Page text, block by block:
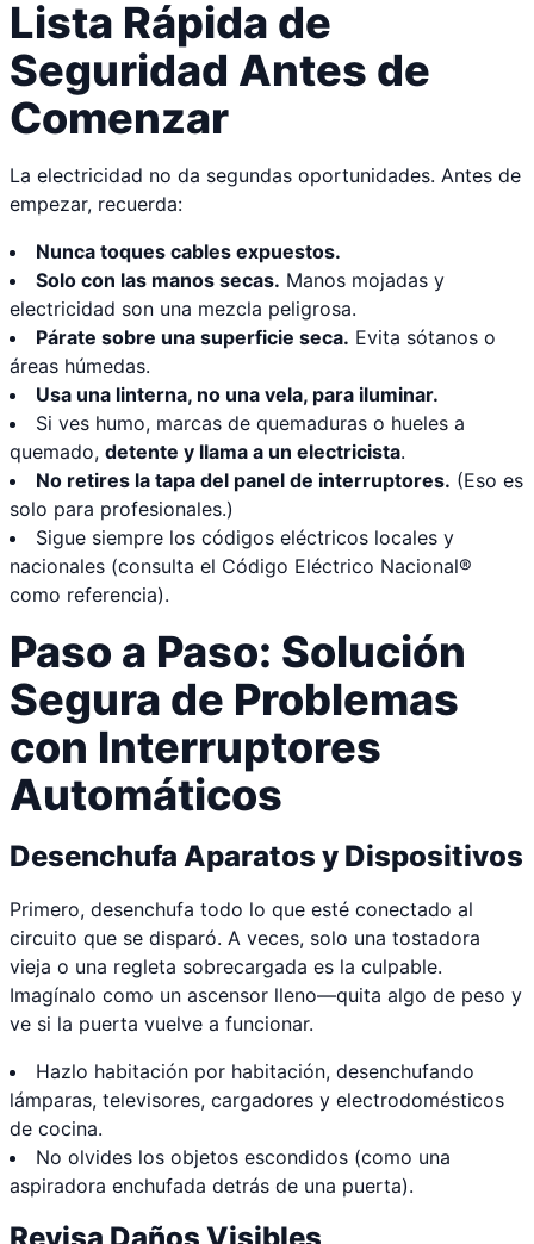
Lista Rápida de
Seguridad Antes de
Comenzar
La electricidad no da segundas oportunidades. Antes de
empezar, recuerda:
Nunca toques cables expuestos.
Solo con las manos secas. Manos mojadas y
electricidad son una mezcla peligrosa.
Párate sobre una superficie seca. Evita sótanos o
áreas húmedas.
Usa una linterna, no una vela, para iluminar.
Si ves humo, marcas de quemaduras o hueles a
quemado, detente y llama a un electricista.
No retires la tapa del panel de interruptores. (Eso es
solo para profesionales.)
Sigue siempre los códigos eléctricos locales y
nacionales (consulta el Código Eléctrico Nacional®
como referencia).
Paso a Paso: Solución
Segura de Problemas
con Interruptores
Automáticos
Desenchufa Aparatos y Dispositivos
Primero, desenchufa todo lo que esté conectado al
circuito que se disparó. A veces, solo una tostadora
vieja o una regleta sobrecargada es la culpable.
Imagínalo como un ascensor lleno—quita algo de peso y
ve si la puerta vuelve a funcionar.
Hazlo habitación por habitación, desenchufando
lámparas, televisores, cargadores y electrodomésticos
de cocina.
No olvides los objetos escondidos (como una
aspiradora enchufada detrás de una puerta).